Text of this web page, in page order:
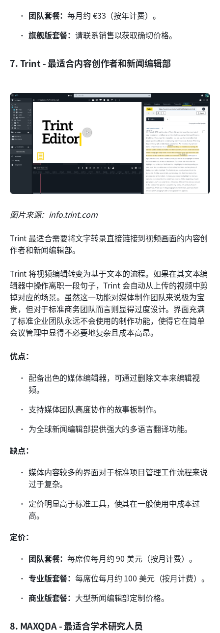
团队套餐：每月约 €33（按年计费）。
旗舰版套餐：请联系销售以获取确切价格。
7. Trint - 最适合内容创作者和新闻编辑部
图片来源：info.trint.com
Trint 最适合需要将文字转录直接链接到视频画面的内容创
作者和新闻编辑部。
Trint 将视频编辑转变为基于文本的流程。如果在其文本编
辑器中操作离职一段句子，Trint 会自动从上传的视频中剪
掉对应的场景。虽然这一功能对媒体制作团队来说极为宝
贵，但对于标准商务团队而言则显得过度设计。界面充满
了标准企业团队永远不会使用的制作功能，使得它在简单
会议管理中显得不必要地复杂且成本高昂。
优点：
配备出色的媒体编辑器，可通过删除文本来编辑视
频。
支持媒体团队高度协作的故事板制作。
为全球新闻编辑部提供强大的多语言翻译功能。
缺点：
媒体内容较多的界面对于标准项目管理工作流程来说
过于复杂。
定价明显高于标准工具，使其在一般使用中成本过
高。
定价：
团队套餐：每席位每月约 90 美元（按月计费）。
专业版套餐：每席位每月约 100 美元（按月计费）。
商业版套餐： 大型新闻编辑部定制价格。
8. MAXQDA - 最适合学术研究人员